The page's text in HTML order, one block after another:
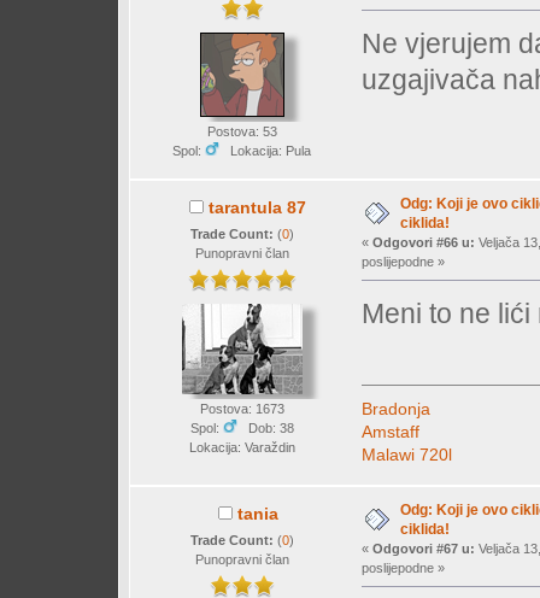
Postova: 53
Spol:
Lokacija: Pula
Ne vjerujem
uzgajivača
tarantula 87
Trade Count: (0)
Punopravni član
Postova: 1673
Spol:
Dob: 38
Lokacija: Varaždin
Odg: Koji je ovo
ciklida!
« Odgovori #66 u: Veljača
poslijepodne »
Meni to ne
Bradonja
Amstaff
Malawi 720l
tania
Trade Count: (0)
Punopravni član
Odg: Koji je ovo
ciklida!
« Odgovori #67 u: Veljača
poslijepodne »